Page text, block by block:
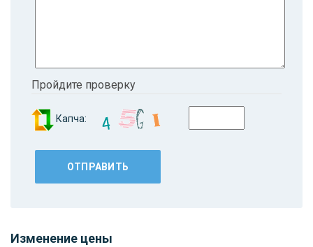
Пройдите проверку
Капча:
Изменение цены